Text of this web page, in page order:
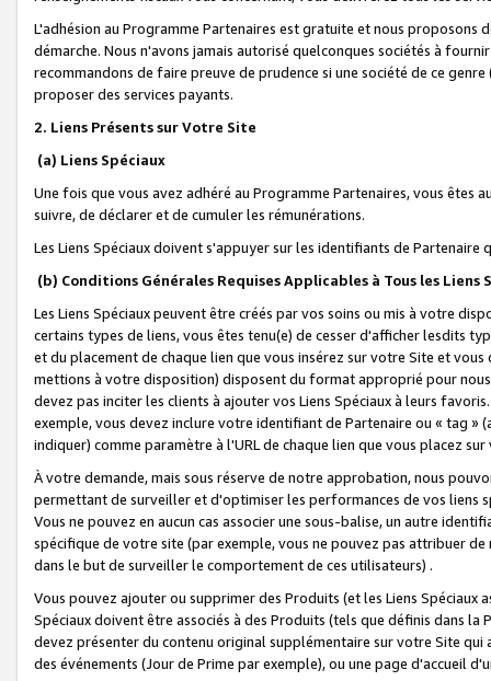
L'adhésion au Programme Partenaires est gratuite et nous proposons
démarche. Nous n'avons jamais autorisé quelconques sociétés à
recommandons de faire preuve de prudence si une société de ce
proposer des services payants.
2. Liens Présents sur Votre Site
(a) Liens Spéciaux
Une fois que vous avez adhéré au Programme Partenaires, vous êtes
suivre, de déclarer et de cumuler les rémunérations.
Les Liens Spéciaux doivent s'appuyer sur les identifiants de Partenaire
(b) Conditions Générales Requises Applicables à Tous les Liens
Les Liens Spéciaux peuvent être créés par vos soins ou mis à votre
certains types de liens, vous êtes tenu(e) de cesser d'afficher lesdits
et du placement de chaque lien que vous insérez sur votre Site et
mettions à votre disposition) disposent du format approprié pour
devez pas inciter les clients à ajouter vos Liens Spéciaux à leurs
exemple, vous devez inclure votre identifiant de Partenaire ou « tag
indiquer) comme paramètre à l'URL de chaque lien que vous placez
À votre demande, mais sous réserve de notre approbation, nous
permettant de surveiller et d'optimiser les performances de vos liens
Vous ne pouvez en aucun cas associer une sous-balise, un autre
spécifique de votre site (par exemple, vous ne pouvez pas attribuer
dans le but de surveiller le comportement de ces utilisateurs) .
Vous pouvez ajouter ou supprimer des Produits (et les Liens
Spéciaux doivent être associés à des Produits (tels que définis dans
devez présenter du contenu original supplémentaire sur votre Site qui
des événements (Jour de Prime par exemple), ou une page d'accueil